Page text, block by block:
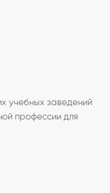
учебных заведений
профессии для